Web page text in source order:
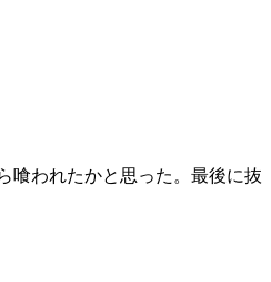
喰われたかと思った。最後に抜